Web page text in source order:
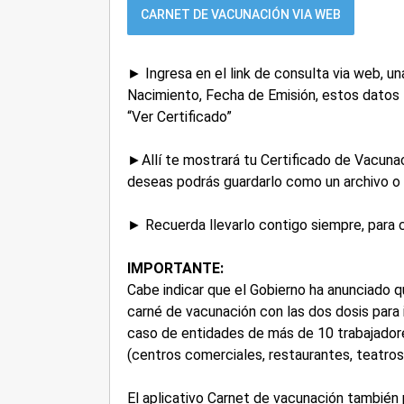
CARNET DE VACUNACIÓN VIA WEB
► Ingresa en el link de consulta via web,
Nacimiento, Fecha de Emisión, estos
“Ver Certificado”
►Allí te mostrará tu Certificado de
deseas podrás guardarlo como un archivo
► Recuerda llevarlo contigo siempre, para
IMPORTANTE:
Cabe indicar que el Gobierno ha
carné de vacunación con las dos dosis
caso de entidades de más de 10
(centros comerciales, restaurantes,
El aplicativo Carnet de vacunación